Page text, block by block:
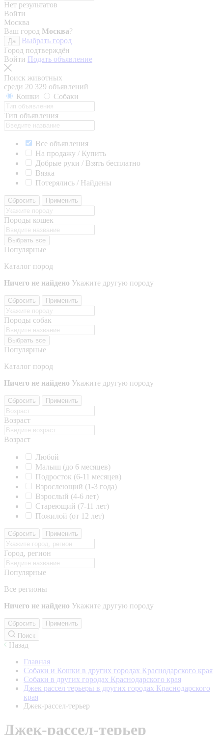
Нет результатов
Войти
Москва
Ваш город Москва?
Да
Выбрать город
Город подтверждён
Войти Подать объявление
Поиск животных
среди 20 329 объявлений
Кошки
Собаки
Тип объявления
Все объявления
На продажу / Купить
Добрые руки / Взять бесплатно
Вязка
Потерялись / Найдены
Сбросить Применить
Породы кошек
Выбрать все
Популярные
Каталог пород
Ничего не найдено Укажите другую породу
Сбросить Применить
Породы собак
Выбрать все
Популярные
Каталог пород
Ничего не найдено Укажите другую породу
Сбросить Применить
Возраст
Возраст
Любой
Малыш (до 6 месяцев)
Подросток (6-11 месяцев)
Взрослеющий (1-3 года)
Взрослый (4-6 лет)
Стареющий (7-11 лет)
Пожилой (от 12 лет)
Сбросить Применить
Город, регион
Популярные
Все регионы
Ничего не найдено Укажите другую породу
Сбросить
Применить
Поиск
Назад
Главная
Собаки и Кошки в других городах Краснодарского края
Собаки в других городах Краснодарского края
Джек рассел терьеры в других городах Краснодарского
края
Джек-рассел-терьер
Джек-рассел-терьер